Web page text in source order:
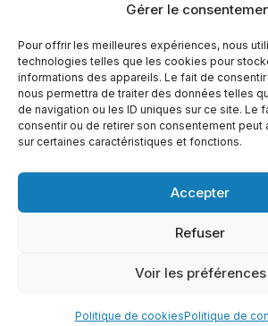
Gérer le
Pour offrir les meilleures expériences, nous
technologies telles que les cookies pour
informations des appareils. Le fait de
nous permettra de traiter des données telles
de navigation ou les ID uniques sur ce site. Le
consentir ou de retirer son consentement
sur certaines caractéristiques et fonctions.
Accepter
Refuser
Voir les préférences
Politique de cookiesPolitique de
7 Place Firmin Gautier
CS 80476
38016 GRENOBLE, Cedex 1
Chambery
Immeuble le Paris
73000 Chambéry
© All rights reserved
Mentions légales –Cookies – Politiques